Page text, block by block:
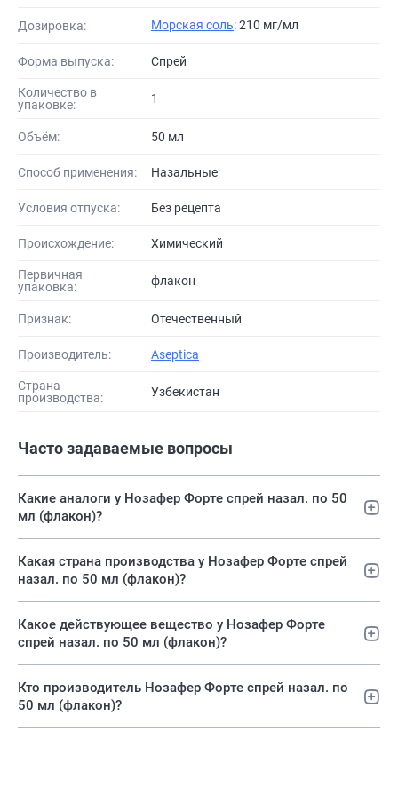
Дозировка: Морская соль: 210 мг/мл
Форма выпуска: Спрей
Количество в
упаковке:
1
Объём: 50 мл
Способ применения: Назальные
Условия отпуска: Без рецепта
Происхождение: Химический
Первичная
упаковка:
флакон
Признак: Отечественный
Производитель: Aseptica
Страна
производства:
Узбекистан
Часто задаваемые вопросы
Какие аналоги у Нозафер Форте спрей назал. по 50
мл (флакон)?
Какая страна производства у Нозафер Форте спрей
назал. по 50 мл (флакон)?
Какое действующее вещество у Нозафер Форте
спрей назал. по 50 мл (флакон)?
Кто производитель Нозафер Форте спрей назал. по
50 мл (флакон)?